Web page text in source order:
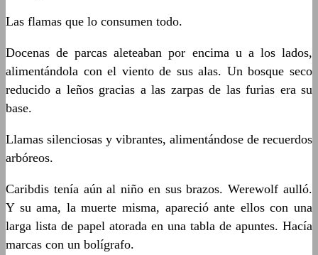
Las flamas que lo consumen todo.
Docenas de parcas aleteaban por encima u a los lados,
alimentándola con el viento de sus alas. Un bosque seco
reducido a leños gracias a las zarpas de las furias era su
base.
Llamas silenciosas y vibrantes, alimentándose de recuerdos
arbóreos.
Caribdis tenía aún al niño en sus brazos. Werewolf aulló.
Y su ama, la muerte misma, apareció ante ellos con una
larga lista de papel atorada en una tabla de apuntes. Hacía
marcas con un bolígrafo.